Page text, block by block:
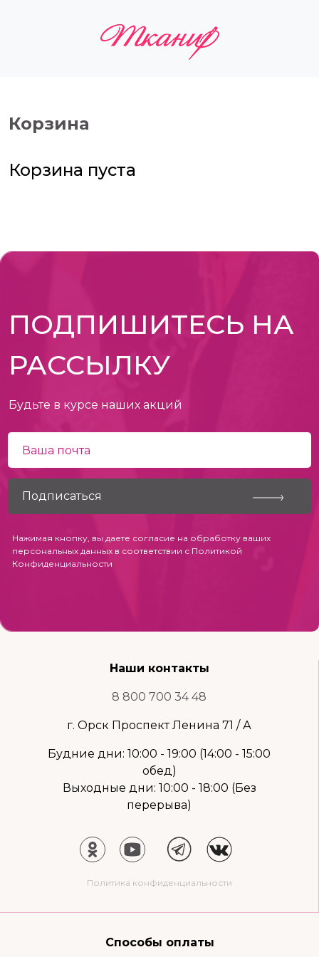
Корзина
Корзина пуста
ПОДПИШИТЕСЬ НА
РАССЫЛКУ
Будьте в курсе наших акций
Нажимая кнопку, вы даете согласие на обработку ваших
персональных данных в соответствии с Политикой
Конфиденциальности
Наши контакты
8 800 700 34 48
г. Орск Проспект Ленина 71 / А
Будние дни: 10:00 - 19:00 (14:00 - 15:00
обед)
Выходные дни: 10:00 - 18:00 (Без
перерыва)
Политика конфиденциальности
Способы оплаты